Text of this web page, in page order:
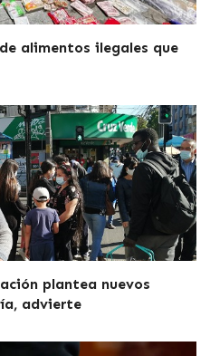
alimentos ilegales que
plantea nuevos
advierte